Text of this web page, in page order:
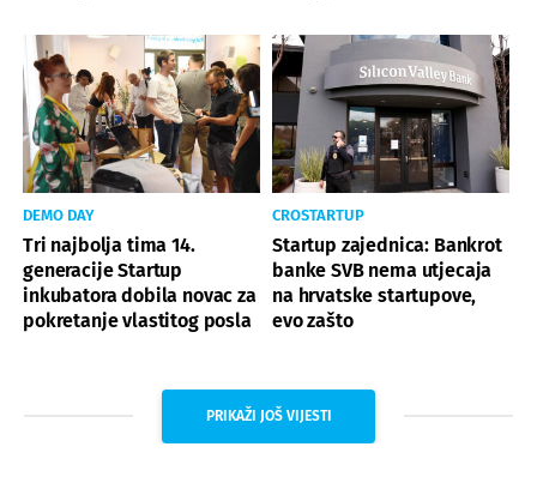
DEMO DAY
Tri najbolja tima 14.
generacije Startup
inkubatora dobila novac za
pokretanje vlastitog posla
CROSTARTUP
Startup zajednica: Bankrot
banke SVB nema utjecaja
na hrvatske startupove,
evo zašto
PRIKAŽI JOŠ VIJESTI